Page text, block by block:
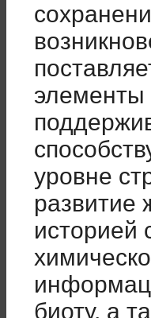
элементы
уровне
развитие
историей
биоту, а